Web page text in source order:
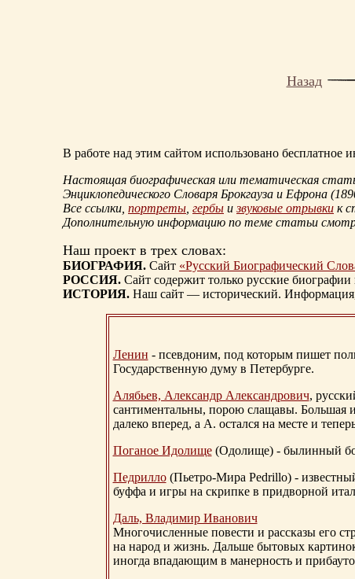
Назад
В работе над этим сайтом использовано бесплатное
Настоящая биографическая или тематическая
Энциклопедического Словаря Брокгауза и Ефрона
Все ссылки, портреты гербы и звуковые отрывки к
Дополнительную информацию по теме статьи
Наш проект в трех словах:
БИОГРАФИЯ. Сайт «Русский Биографический
РОССИЯ. Сайт содержит только русские
ИСТОРИЯ. Наш сайт — исторический. Информация,
Ленин - псевдоним, под которым пишет
Государственную думу в Петербурге.
Алябьев, Александр Александрович,
сантиментальны, порою слащавы. Большая
далеко вперед, а А. остался на месте и
Поганое Идолище(Одолище) - былинный
Педрилло(Пьетро-Мира Pedrillo) -
буффа и игры на скрипке в придворной
Даль, Владимир Иванович
Многочисленные повести и рассказы его
на народ и жизнь. Дальше бытовых
иногда впадающим в манерность и